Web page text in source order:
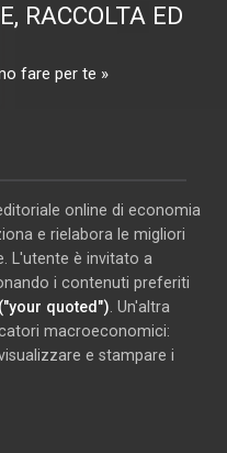
RACCOLTA ED
fare per te »
online di economia
e rielabora le migliori
L'utente è invitato a
i contenuti preferiti
("your quoted") . Un'altra
macroeconomici:
e stampare i